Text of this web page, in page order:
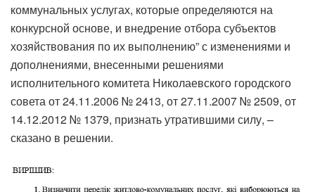
коммунальных услугах, которые определяются на
конкурсной основе, и внедрение отбора субъектов
хозяйствования по их выполнению” с изменениями и
дополнениями, внесенными решениями
исполнительного комитета Николаевского городского
совета от 24.11.2006 № 2413, от 27.11.2007 № 2509, от
14.12.2012 № 1379, признать утратившими силу, –
сказано в решении.